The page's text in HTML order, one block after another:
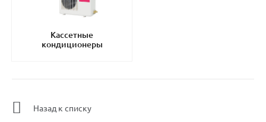
Кассетные
кондиционеры
Назад к списку